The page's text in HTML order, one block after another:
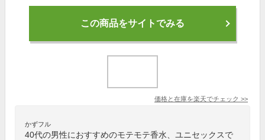
この商品をサイトでみる
価格と在庫を楽天でチェック >>
かずフル
40代の男性におすすめのモテモテ香水、ユニセックスで